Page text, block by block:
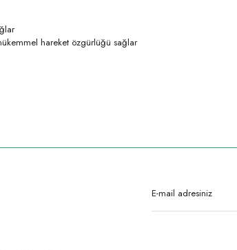
hareket özgürlüğü sağlar